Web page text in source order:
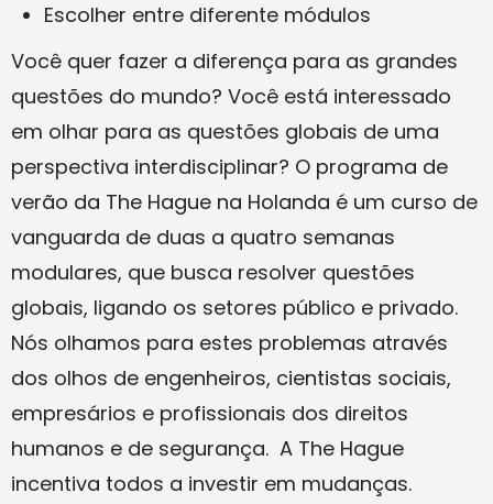
Escolher entre diferente módulos
Você quer fazer a diferença para as grandes
questões do mundo? Você está interessado
em olhar para as questões globais de uma
perspectiva interdisciplinar? O programa de
verão da The Hague na Holanda é um curso de
vanguarda de duas a quatro semanas
modulares, que busca resolver questões
globais, ligando os setores público e privado.
Nós olhamos para estes problemas através
dos olhos de engenheiros, cientistas sociais,
empresários e profissionais dos direitos
humanos e de segurança. A The Hague
incentiva todos a investir em mudanças.